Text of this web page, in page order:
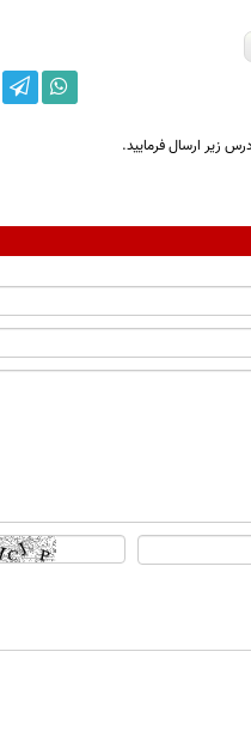
زیر ارسال فرمایید.